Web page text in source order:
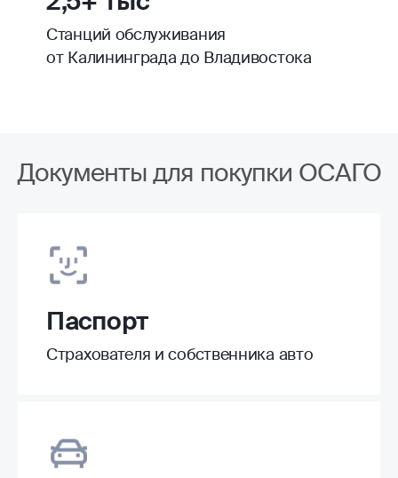
Станций обслуживания
от Калининграда до Владивостока
Документы для покупки ОСАГО
Паспорт
Страхователя и собственника авто